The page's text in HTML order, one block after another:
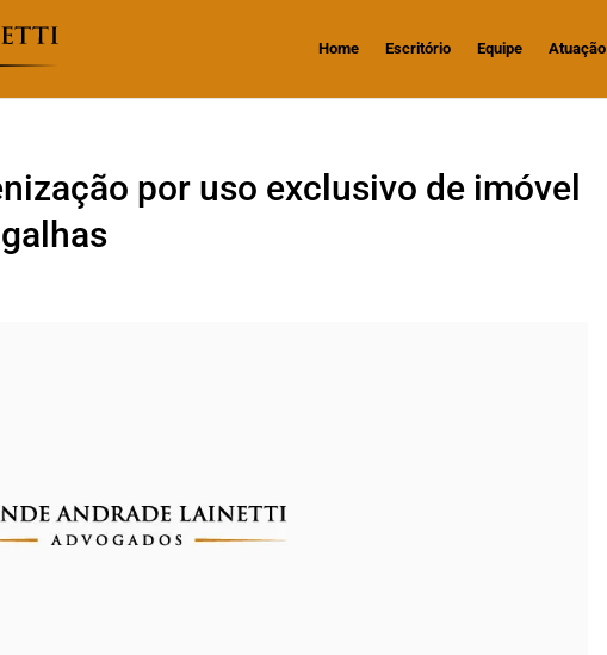
Home Escritório Equipe Atuação
por uso exclusivo de imóvel